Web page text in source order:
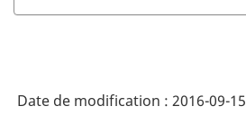
Date de modification : 2016-09-15